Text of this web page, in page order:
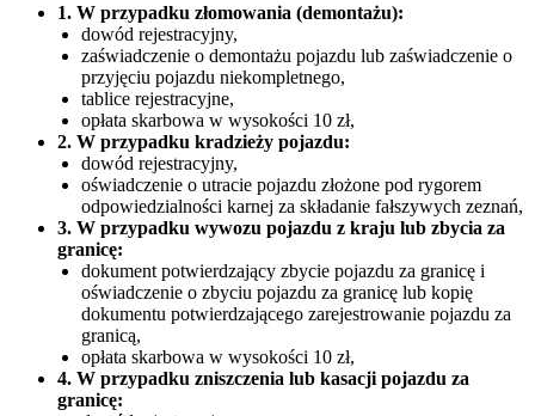
1. W przypadku złomowania (demontażu):
dowód rejestracyjny,
zaświadczenie o demontażu pojazdu lub zaświadczenie o
przyjęciu pojazdu niekompletnego,
tablice rejestracyjne,
opłata skarbowa w wysokości 10 zł,
2. W przypadku kradzieży pojazdu:
dowód rejestracyjny,
oświadczenie o utracie pojazdu złożone pod rygorem
odpowiedzialności karnej za składanie fałszywych zeznań,
3. W przypadku wywozu pojazdu z kraju lub zbycia za
granicę:
dokument potwierdzający zbycie pojazdu za granicę i
oświadczenie o zbyciu pojazdu za granicę lub kopię
dokumentu potwierdzającego zarejestrowanie pojazdu za
granicą,
opłata skarbowa w wysokości 10 zł,
4. W przypadku zniszczenia lub kasacji pojazdu za
granicę: